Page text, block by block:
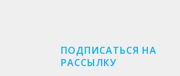
ПОДПИСАТЬСЯ НА
РАССЫЛКУ